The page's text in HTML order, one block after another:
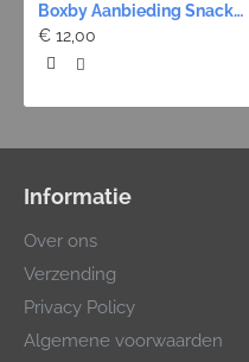
Boxby Aanbieding Snack - 4 Stuks 12 Euro!
€ 12,00
Informatie
Over ons
Verzending
Privacy Policy
Algemene voorwaarden